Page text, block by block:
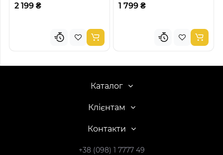
2 199 ₴ 1 799 ₴
Каталог
Клієнтам
Контакти
+38 (098) 1 7777 49